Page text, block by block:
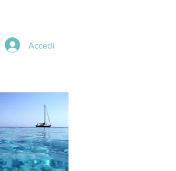
Accedi